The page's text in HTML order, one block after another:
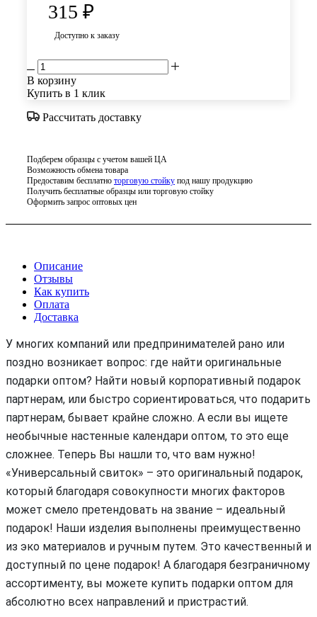
315 ₽
Доступно к заказу
В корзину
Купить в 1 клик
Рассчитать доставку
Подберем образцы с учетом вашей ЦА
Возможность обмена товара
Предоставим бесплатно торговую стойку под нашу продукцию
Получить бесплатные образцы или торговую стойку
Оформить запрос оптовых цен
Описание
Отзывы
Как купить
Оплата
Доставка
У многих компаний или предпринимателей рано или
поздно возникает вопрос: где найти оригинальные
подарки оптом? Найти новый корпоративный подарок
партнерам, или быстро сориентироваться, что подарить
партнерам, бывает крайне сложно. А если вы ищете
необычные настенные календари оптом, то это еще
сложнее. Теперь Вы нашли то, что вам нужно!
«Универсальный свиток» – это оригинальный подарок,
который благодаря совокупности многих факторов
может смело претендовать на звание – идеальный
подарок! Наши изделия выполнены преимущественно
из эко материалов и ручным путем. Это качественный и
доступный по цене подарок! А благодаря безграничному
ассортименту, вы можете купить подарки оптом для
абсолютно всех направлений и пристрастий.